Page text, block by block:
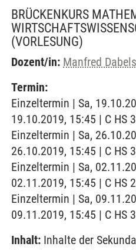
BRÜCKENKURS
(VORLESUNG)
Dozent/in: Manfred
Termin:
Einzeltermin | Sa,
19.10.2019, 15:45 | C HS 3
Einzeltermin | Sa,
26.10.2019, 15:45 | C HS 3
Einzeltermin | Sa,
02.11.2019, 15:45 | C HS 2
Einzeltermin | Sa,
09.11.2019, 15:45 | C HS 3
Inhalt: Inhalte der